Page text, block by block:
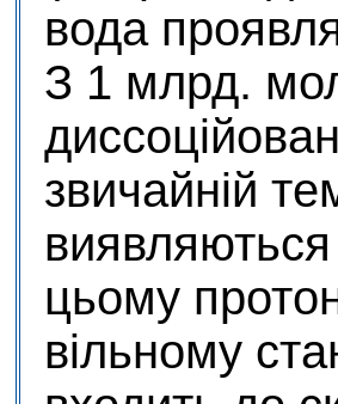
вода
З 1 млрд.
звичайній
цьому
вільному